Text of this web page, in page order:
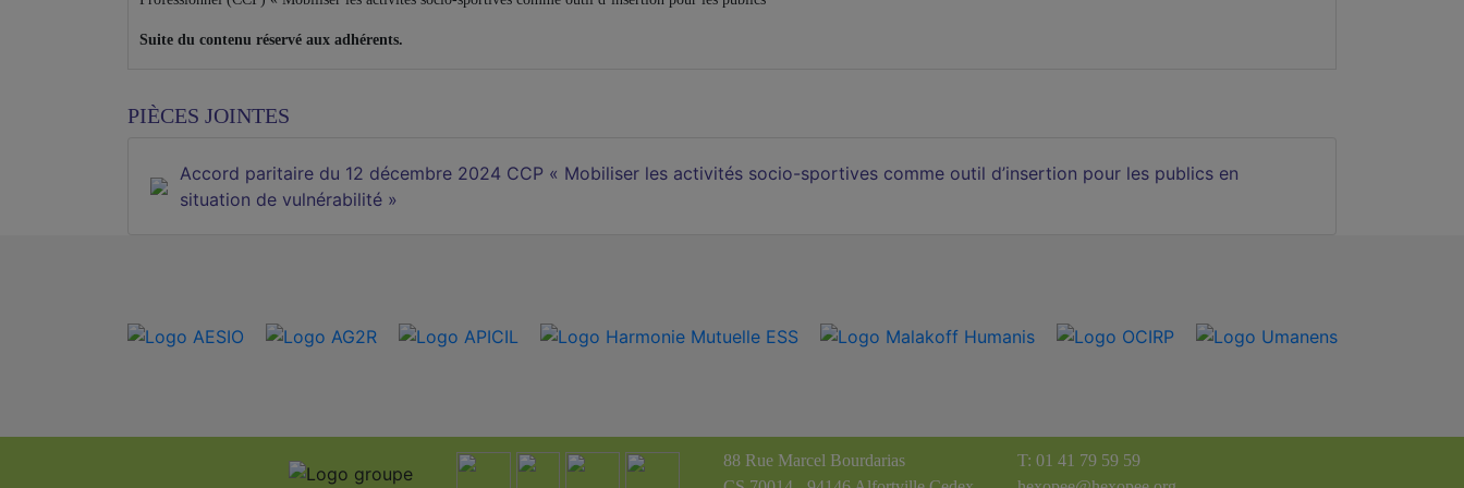
Suite du contenu réservé aux adhérents.
PIÈCES JOINTES
Accord paritaire du 12 décembre 2024 CCP « Mobiliser les activités socio-sportives comme outil d’insertion pour les publics en
situation de vulnérabilité »
88 Rue Marcel Bourdarias
T: 01 41 79 59 59